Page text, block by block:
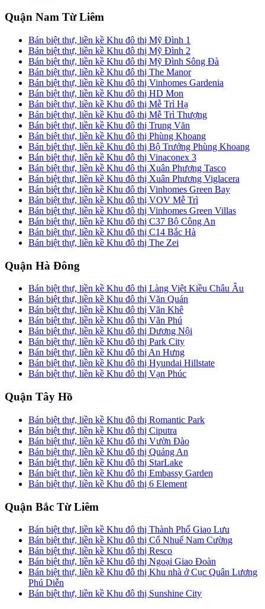
Quận Nam Từ Liêm
Bán biệt thự, liền kề Khu đô thị Mỹ Đình 1
Bán biệt thự, liền kề Khu đô thị Mỹ Đình 2
Bán biệt thự, liền kề Khu đô thị Mỹ Đình Sông Đà
Bán biệt thự, liền kề Khu đô thị The Manor
Bán biệt thự, liền kề Khu đô thị Vinhomes Gardenia
Bán biệt thự, liền kề Khu đô thị HD Mon
Bán biệt thự, liền kề Khu đô thị Mễ Trì Hạ
Bán biệt thự, liền kề Khu đô thị Mễ Trì Thượng
Bán biệt thự, liền kề Khu đô thị Trung Văn
Bán biệt thự, liền kề Khu đô thị Phùng Khoang
Bán biệt thự, liền kề Khu đô thị Bộ Trưởng Phùng Khoang
Bán biệt thự, liền kề Khu đô thị Vinaconex 3
Bán biệt thự, liền kề Khu đô thị Xuân Phương Tasco
Bán biệt thự, liền kề Khu đô thị Xuân Phương Viglacera
Bán biệt thự, liền kề Khu đô thị Vinhomes Green Bay
Bán biệt thự, liền kề Khu đô thị VOV Mễ Trì
Bán biệt thự, liền kề Khu đô thị Vinhomes Green Villas
Bán biệt thự, liền kề Khu đô thị C37 Bộ Công An
Bán biệt thự, liền kề Khu đô thị C14 Bắc Hà
Bán biệt thự, liền kề Khu đô thị The Zei
Quận Hà Đông
Bán biệt thự, liền kề Khu đô thị Làng Việt Kiều Châu Âu
Bán biệt thự, liền kề Khu đô thị Văn Quán
Bán biệt thự, liền kề Khu đô thị Văn Khê
Bán biệt thự, liền kề Khu đô thị Văn Phú
Bán biệt thự, liền kề Khu đô thị Dương Nội
Bán biệt thự, liền kề Khu đô thị Park City
Bán biệt thự, liền kề Khu đô thị An Hưng
Bán biệt thự, liền kề Khu đô thị Hyundai Hillstate
Bán biệt thự, liền kề Khu đô thị Vạn Phúc
Quận Tây Hồ
Bán biệt thự, liền kề Khu đô thị Romantic Park
Bán biệt thự, liền kề Khu đô thị Ciputra
Bán biệt thự, liền kề Khu đô thị Vườn Đào
Bán biệt thự, liền kề Khu đô thị Quảng An
Bán biệt thự, liền kề Khu đô thị StarLake
Bán biệt thự, liền kề Khu đô thị Embassy Garden
Bán biệt thự, liền kề Khu đô thị 6 Element
Quận Bắc Từ Liêm
Bán biệt thự, liền kề Khu đô thị Thành Phố Giao Lưu
Bán biệt thự, liền kề Khu đô thị Cổ Nhuế Nam Cường
Bán biệt thự, liền kề Khu đô thị Resco
Bán biệt thự, liền kề Khu đô thị Ngoại Giao Đoàn
Bán biệt thự, liền kề Khu đô thị Khu nhà ở Cục Quân Lương
Phú Diễn
Bán biệt thự, liền kề Khu đô thị Sunshine City